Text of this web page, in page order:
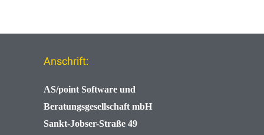
Anschrift:
AS/point Software und
Beratungsgesellschaft mbH
Sankt-Jobser-Straße 49